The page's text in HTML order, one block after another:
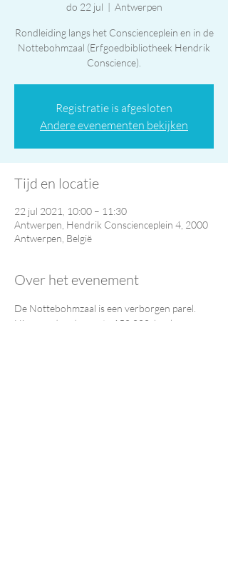
do 22 jul
  |
Antwerpen
Rondleiding langs het Conscienceplein en in de
Nottebohmzaal (Erfgoedbibliotheek Hendrik
Conscience).
Registratie is afgesloten
Andere evenementen bekijken
Tijd en locatie
22 jul 2021, 10:00 – 11:30
Antwerpen, Hendrik Conscienceplein 4, 2000
Antwerpen, België
Over het evenement
De Nottebohmzaal is een verborgen parel.
Hier worden de eerste 150.000  boeken van